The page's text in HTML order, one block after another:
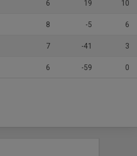
6 19 10
8 -5 6
7 -41 3
6 -59 0